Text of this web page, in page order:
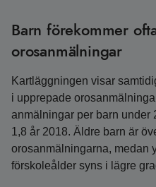
Barn förekommer
orosanmälningar
Kartläggningen visar
i upprepade
anmälningar per barn under
1,8 år 2018. Äldre barn är
orosanmälningarna, medan
förskoleålder syns i lägre